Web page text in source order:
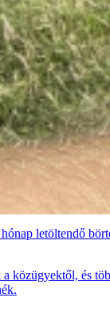
letöltendő
a közügyektől, és